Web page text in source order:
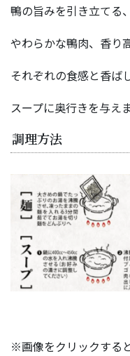
鴨の旨みを引き立てる
やわらかな鴨肉、香り
それぞれの食感と香ば
スープに奥行きを与えま
調理方法
※画像をクリックする